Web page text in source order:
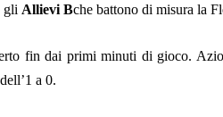
gli Allievi Bche battono di misura la
fin dai primi minuti di gioco.
a 0.